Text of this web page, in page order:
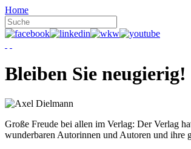
Home
Bleiben Sie neugierig!
Große Freude bei allen im Verlag: Der Verlag
wunderbaren Autorinnen und Autoren und